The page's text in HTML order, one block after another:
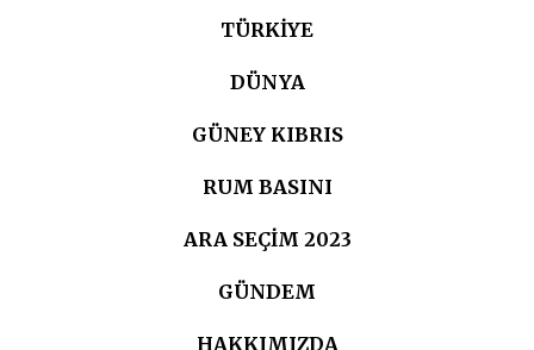
TÜRKIYE
DÜNYA
GÜNEY KIBRIS
RUM BASINI
ARA SEÇIM 2023
GÜNDEM
HAKKIMIZDA